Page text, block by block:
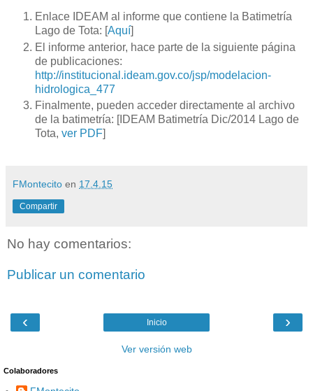
Enlace IDEAM al informe que contiene la Batimetría
Lago de Tota: [Aquí]
El informe anterior, hace parte de la siguiente página
de publicaciones:
http://institucional.ideam.gov.co/jsp/modelacion-
hidrologica_477
Finalmente, pueden acceder directamente al archivo
de la batimetría: [IDEAM Batimetría Dic/2014 Lago de
Tota, ver PDF
FMontecito en 17.4.15
Compartir
No hay comentarios:
Publicar un comentario
‹ ›
Inicio
Ver versión web
Colaboradores